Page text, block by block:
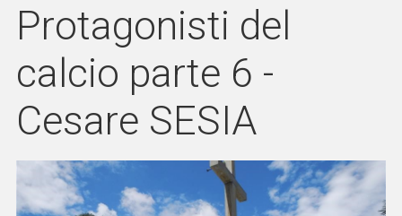
Protagonisti del
calcio parte 6 -
Cesare SESIA